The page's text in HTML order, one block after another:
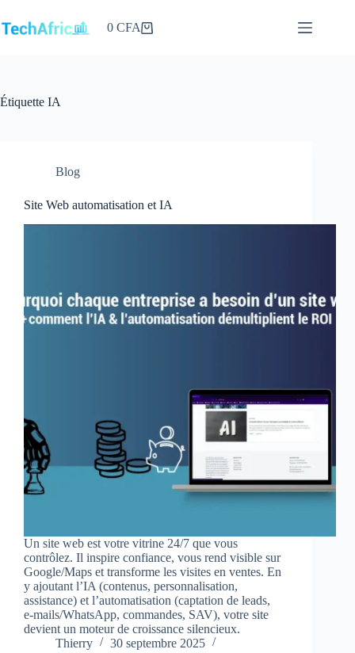
au
contenu
Panier
0CFA
Étiquette IA
Blog
Site Web automatisation et IA
Un site web est votre vitrine 24/7 que vous
contrôlez. Il inspire confiance, vous rend visible sur
Google/Maps et transforme les visites en ventes. En
y ajoutant l’IA (contenus, personnalisation,
assistance) et l’automatisation (captation de leads,
e‑mails/WhatsApp, commandes, SAV), votre site
devient un moteur de croissance silencieux.
Thierry
30 septembre 2025